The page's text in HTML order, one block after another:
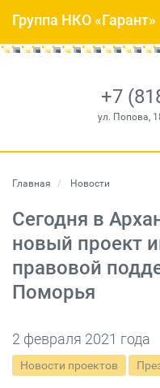
+7
ул. Попова,
Группа НКО «Гарант»
Главная Новости
Сегодня в
новый проект
правовой
Поморья
2 февраля 2021 года
Новости проектов